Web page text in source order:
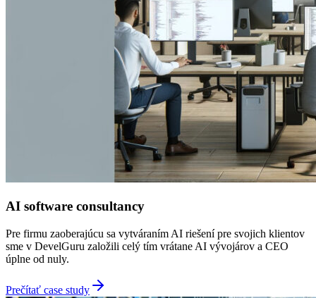
AI software consultancy
Pre firmu zaoberajúcu sa vytváraním AI riešení pre svojich klientov
sme v DevelGuru založili celý tím vrátane AI vývojárov a CEO
úplne od nuly.
Prečítať case study